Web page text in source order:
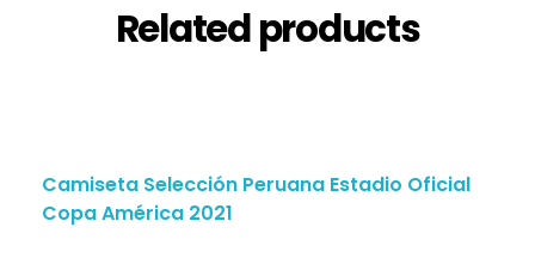
Related products
Camiseta Selección Peruana Estadio Oficial
Copa América 2021